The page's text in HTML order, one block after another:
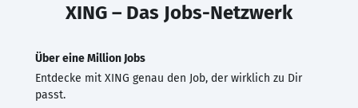
XING – Das Jobs-Netzwerk
Über eine Million Jobs
Entdecke mit XING genau den Job, der wirklich zu Dir
passt.